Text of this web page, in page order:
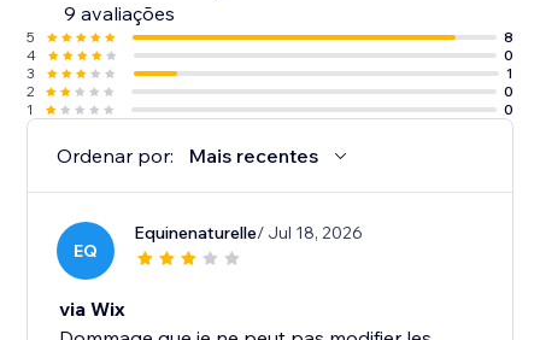
9 avaliações
5
8
4
0
3
1
2
0
1
0
Ordenar por: Mais recentes
EQ
Equinenaturelle/ Jul 18, 2026
via Wix